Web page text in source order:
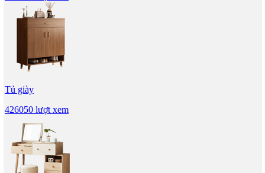
Tủ giày
426050 lượt xem